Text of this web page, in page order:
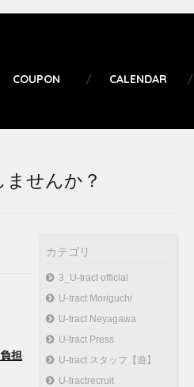
COUPON CALENDAR
せんか？
担
カテゴリ
3_U-tract official
U-tract Moriguchi
U-tract Neyagawa
U-tract Press
U-tract スタッフ【遊】
U-tractrecruit